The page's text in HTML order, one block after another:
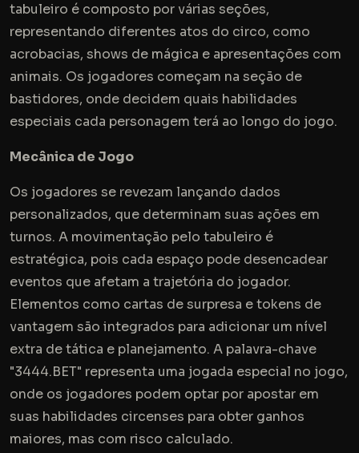
tabuleiro é composto por várias seções,
representando diferentes atos do circo, como
acrobacias, shows de mágica e apresentações com
animais. Os jogadores começam na seção de
bastidores, onde decidem quais habilidades
especiais cada personagem terá ao longo do jogo.
Mecânica de Jogo
Os jogadores se revezam lançando dados
personalizados, que determinam suas ações em
turnos. A movimentação pelo tabuleiro é
estratégica, pois cada espaço pode desencadear
eventos que afetam a trajetória do jogador.
Elementos como cartas de surpresa e tokens de
vantagem são integrados para adicionar um nível
extra de tática e planejamento. A palavra-chave
"3444.BET" representa uma jogada especial no jogo,
onde os jogadores podem optar por apostar em
suas habilidades circenses para obter ganhos
maiores, mas com risco calculado.